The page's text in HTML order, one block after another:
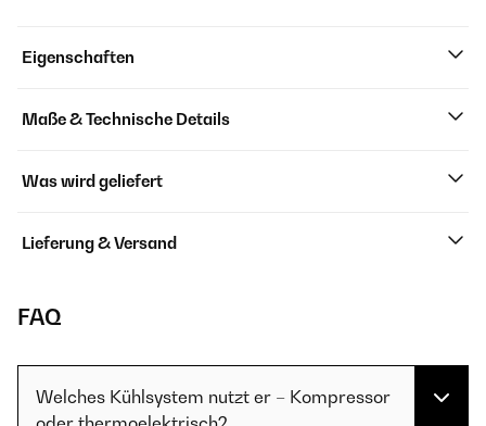
Eigenschaften
Maße & Technische Details
Was wird geliefert
Lieferung & Versand
FAQ
Welches Kühlsystem nutzt er – Kompressor